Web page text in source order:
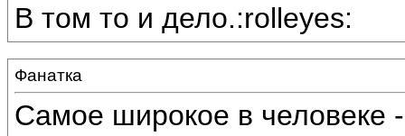
В том то и дело.:rolleyes:
Фанатка
Самое широкое в